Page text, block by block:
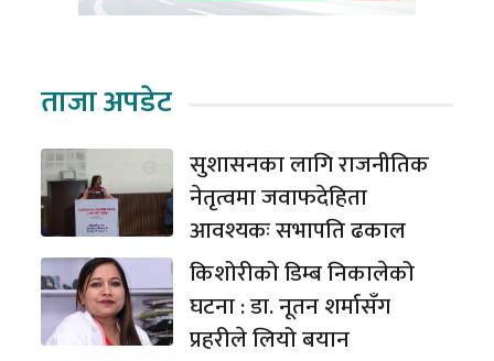
ताजा अपडेट
सुशासनका लागि राजनीतिक
नेतृत्वमा जवाफदेहिता
आवश्यकः सभापति ढकाल
किशोरीको डिम्ब निकालेको
घटना : डा. नूतन शर्मासँग
प्रहरीले लियो बयान